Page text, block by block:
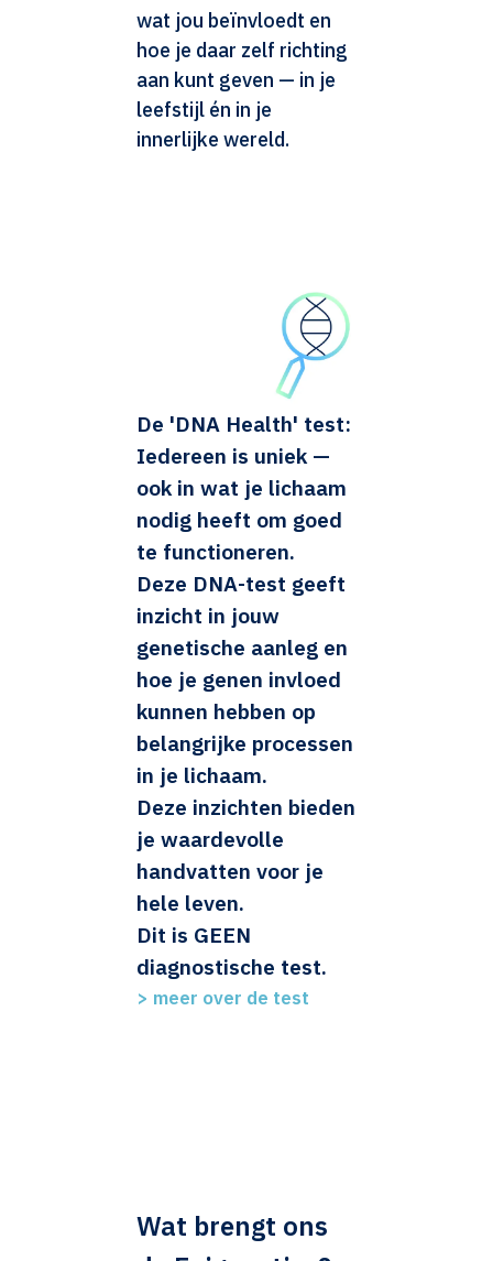
wat jou beïnvloedt en
hoe je daar zelf richting
aan kunt geven — in je
leefstijl én in je
innerlijke wereld.
De 'DNA Health' test:
Iedereen is uniek —
ook in wat je lichaam
nodig heeft om goed
te functioneren.
Deze DNA-test geeft
inzicht in jouw
genetische aanleg en
hoe je genen invloed
kunnen hebben op
belangrijke processen
in je lichaam.
Deze inzichten bieden
je waardevolle
handvatten voor je
hele leven.
Dit is GEEN
diagnostische test.
> meer over de test
Wat brengt ons